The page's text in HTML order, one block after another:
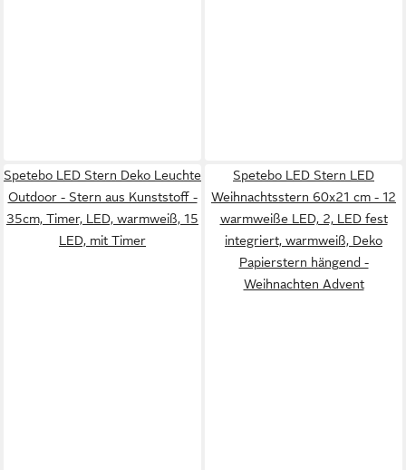
Spetebo LED Stern Deko Leuchte
Outdoor - Stern aus Kunststoff -
35cm, Timer, LED, warmweiß, 15
LED, mit Timer
Spetebo LED Stern LED
Weihnachtsstern 60x21 cm - 12
warmweiße LED, 2, LED fest
integriert, warmweiß, Deko
Papierstern hängend -
Weihnachten Advent